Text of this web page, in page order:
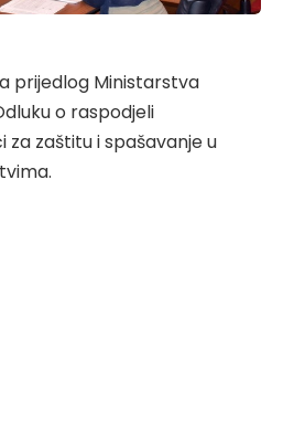
prijedlog Ministarstva
o raspodjeli
zaštitu i spašavanje u